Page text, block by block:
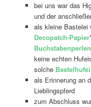
bei uns war das
und der
als kleine Bastelei
Decopatch-Papier
Buchstabenperlen
keine echten
solche
als Erinnerung an
Lieblingspferd
zum Abschluss